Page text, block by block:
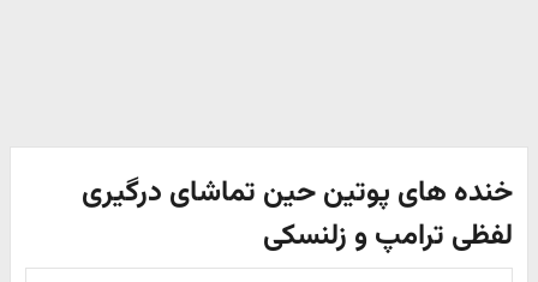
خنده های پوتین حین تماشای درگیری
لفظی ترامپ و زلنسکی